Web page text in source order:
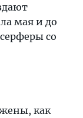
мая и до
со
как